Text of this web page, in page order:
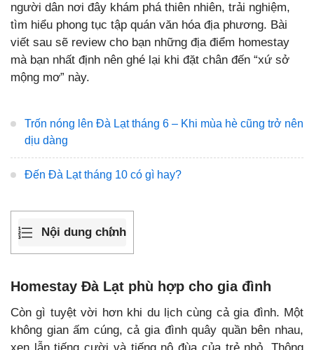
người dân nơi đây khám phá thiên nhiên, trải nghiệm,
tìm hiểu phong tục tập quán văn hóa địa phương. Bài
viết sau sẽ review cho bạn những địa điểm homestay
mà bạn nhất định nên ghé lại khi đặt chân đến “xứ sở
mộng mơ” này.
Trốn nóng lên Đà Lạt tháng 6 – Khi mùa hè cũng trở nên
dịu dàng
Đến Đà Lạt tháng 10 có gì hay?
Nội dung chính
Homestay Đà Lạt phù hợp cho gia đình
Còn gì tuyệt vời hơn khi du lịch cùng cả gia đình. Một
không gian ấm cúng, cả gia đình quây quần bên nhau,